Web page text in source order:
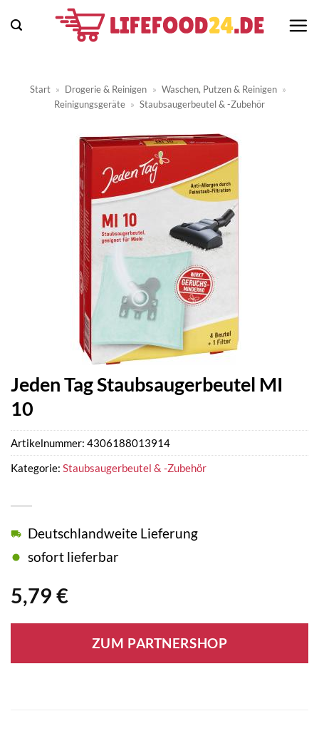
Inhalt
Start » Drogerie & Reinigen » Waschen, Putzen & Reinigen »
Reinigungsgeräte » Staubsaugerbeutel & -Zubehör
Jeden Tag Staubsaugerbeutel MI
10
5,79 €
Deutschlandweite Lieferung
sofort lieferbar
ZUM PARTNERSHOP
Artikelnummer: 4306188013914
Kategorie: Staubsaugerbeutel & -Zubehör